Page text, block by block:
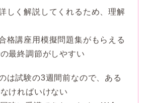
しく解説してくれるため、理解
格講座用模擬問題集がもらえる
最終調節がしやすい
は試験の3週間前なので、ある
ければいけない